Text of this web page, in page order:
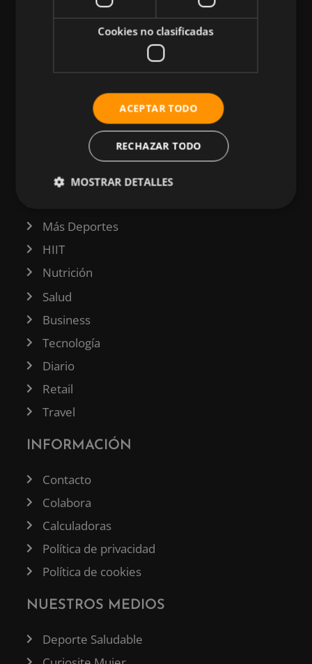
CATEGORÍAS
Atletismo
Musculación
Más Deportes
HIIT
Nutrición
Salud
Business
Tecnología
Diario
Retail
Travel
INFORMACIÓN
Contacto
Colabora
Calculadoras
Política de privacidad
Política de cookies
NUESTROS MEDIOS
Deporte Saludable
Cookies no clasificadas
ACEPTAR TODO
RECHAZAR TODO
MOSTRAR DETALLES